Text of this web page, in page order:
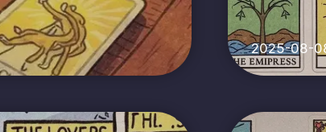
2025-08-